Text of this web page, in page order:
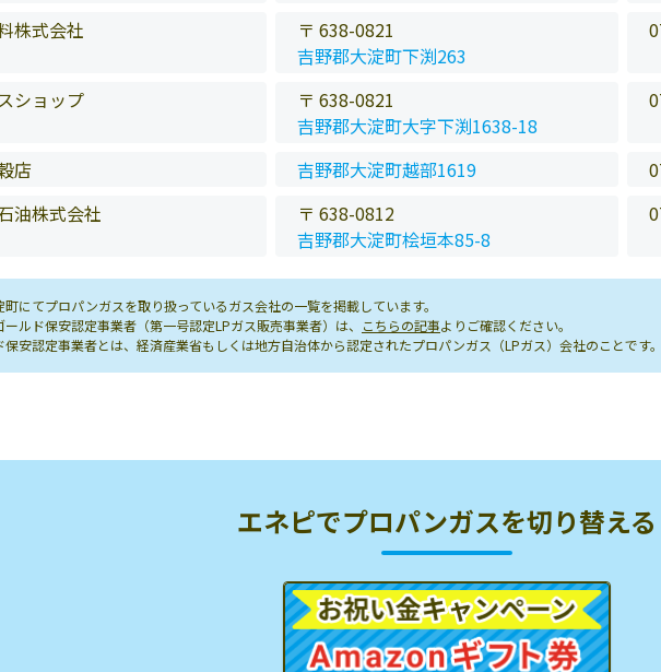
株式会社
〒 638-0821
吉野郡大淀町下渕263
ショップ
〒 638-0821
吉野郡大淀町大字下渕1638-18
店 吉野郡大淀町越部1619
油株式会社
〒 638-0812
吉野郡大淀町桧垣本85-8
にてプロパンガスを取り扱っているガス会社の一覧を掲載しています。
ルド保安認定事業者（第一号認定LPガス販売事業者）は、
こちらの記事よりご確認ください。
安認定事業者とは、経済産業省もしくは地方自治体から認定されたプロパンガス（LPガス）会社のことです。
エネピでプロパンガスを切り替える